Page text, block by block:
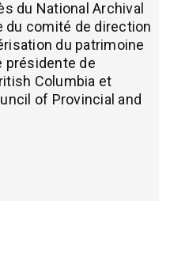
du National Archival
du comité de direction
du patrimoine
présidente de
Columbia et
of Provincial and